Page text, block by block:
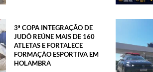
3ª COPA INTEGRAÇÃO DE
JUDÔ REÚNE MAIS DE 160
ATLETAS E FORTALECE
FORMAÇÃO ESPORTIVA EM
HOLAMBRA